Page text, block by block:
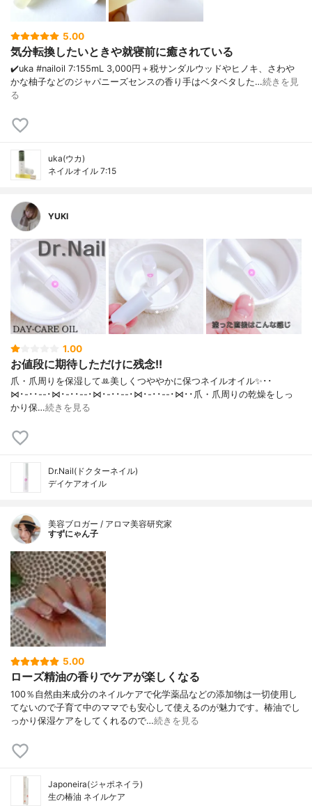
5.00
気分転換したいときや就寝前に癒されている
✔️uka #nailoil 7:15 5mL 3,000円＋税 サンダルウッドやヒノキ、さわや
かな柚子などのジャパニーズセンスの香り 手はベタベタした…続きを見
る
uka(ウカ)
ネイルオイル 7:15
YUKI
1.00
お値段に期待しただけに残念!!
爪・爪周りを保湿してꔛ‬美しくつややかに保つネイルオイル✨･･
⋈･-･･--･⋈･-･･--･⋈･-･･--･⋈･-･･--･⋈･･爪・爪周りの乾燥をしっ
かり保…続きを見る
Dr.Nail(ドクターネイル)
デイケアオイル
美容ブロガー / アロマ美容研究家
すずにゃん子
5.00
ローズ精油の香りでケアが楽しくなる
100％自然由来成分のネイルケアで化学薬品などの添加物は一切使用し
てないので子育て中のママでも安心して使えるのが魅力です。椿油でし
っかり保湿ケアをしてくれるので…続きを見る
Japoneira(ジャポネイラ)
生の椿油 ネイルケア